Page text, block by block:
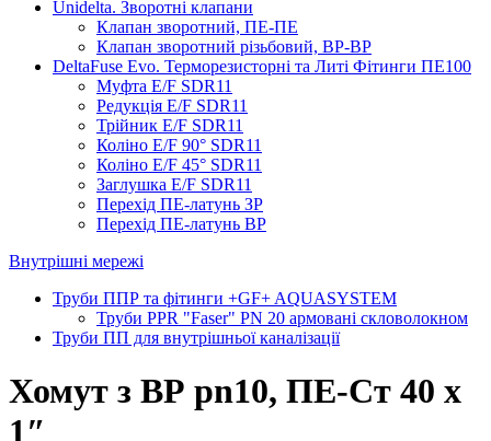
Unidelta. Зворотні клапани
Клапан зворотний, ПЕ-ПЕ
Клапан зворотний різьбовий, ВР-ВР
DeltaFuse Evo. Терморезисторні та Литі Фітинги ПЕ100
Муфта E/F SDR11
Редукція E/F SDR11
Трійник E/F SDR11
Коліно E/F 90° SDR11
Коліно E/F 45° SDR11
Заглушка E/F SDR11
Перехід ПЕ-латунь ЗР
Перехід ПЕ-латунь ВР
Внутрішні мережі
Труби ППР та фітинги +GF+ AQUASYSTEM
Труби PPR "Faser" PN 20 армовані скловолокном
Труби ПП для внутрішньої каналізації
Хомут з ​​ВР pn10, ПЕ-Ст 40 х
1″